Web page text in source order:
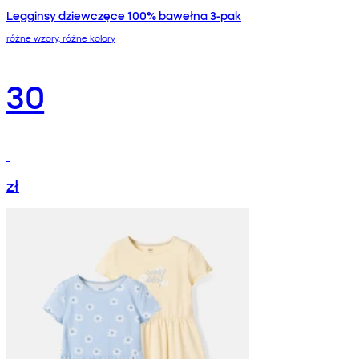
Legginsy dziewczęce 100% bawełna 3-pak
różne wzory, różne kolory
30
zł